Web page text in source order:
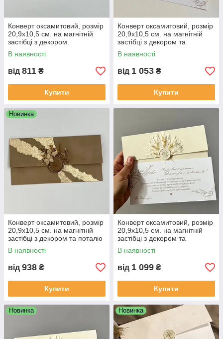
Конверт оксамитовий, розмір
20,9х10,5 см. на магнітній
застібці з декором.
В наявності
від 811 ₴
Купити
Конверт оксамитовий, розмір
20,9х10,5 см. на магнітній
застібці з декором та
привітальною листівкою
В наявності
від 1 053 ₴
Купити
Новинка
Конверт оксамитовий, розмір
20,9х10,5 см. на магнітній
застібці з декором та поталю
В наявності
від 938 ₴
Купити
Конверт оксамитовий, розмір
20,9х10,5 см. на магнітній
застібці з декором та
привітальною листівкою
В наявності
від 1 099 ₴
Купити
Новинка Новинка